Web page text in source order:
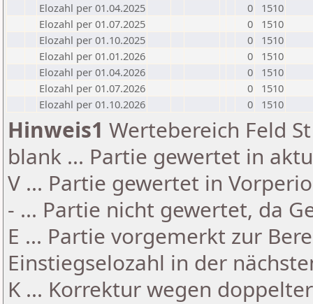
Elozahl per 01.04.2025
0
1510
Elozahl per 01.07.2025
0
1510
Elozahl per 01.10.2025
0
1510
Elozahl per 01.01.2026
0
1510
Elozahl per 01.04.2026
0
1510
Elozahl per 01.07.2026
0
1510
Elozahl per 01.10.2026
0 1510
Hinweis1 Wertebereich Feld
blank ... Partie gewertet in
V ... Partie gewertet in
- ... Partie nicht gewertet, da
E ... Partie vorgemerkt zur
Einstiegselozahl in der
K ... Korrektur wegen